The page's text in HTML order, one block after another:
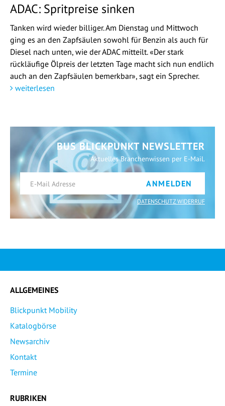
ADAC: Spritpreise sinken
Tanken wird wieder billiger. Am Dienstag und Mittwoch
ging es an den Zapfsäulen sowohl für Benzin als auch für
Diesel nach unten, wie der ADAC mitteilt. «Der stark
rückläufige Ölpreis der letzten Tage macht sich nun endlich
auch an den Zapfsäulen bemerkbar», sagt ein Sprecher.
weiterlesen
BUS BLICKPUNKT NEWSLETTER
Aktuelles Branchenwissen per E-Mail.
ANMELDEN
DATENSCHUTZ WIDERRUF
ALLGEMEINES
Blickpunkt Mobility
Katalogbörse
Newsarchiv
Kontakt
Termine
RUBRIKEN